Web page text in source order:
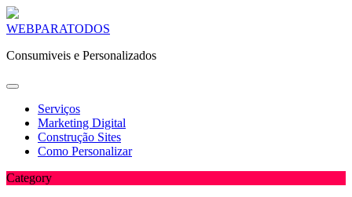
Skip
content
WEBPARATODOS
Consumiveis e Personalizados
Serviços
Marketing Digital
Construção Sites
Como Personalizar
Category